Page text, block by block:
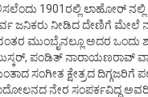
1901ರಲ್ಲಿ ಲಾಹೋರ್ ನಲ್ಲಿ
ಜನಿಕರು ನೀಡಿದ ದೇಣಿಗೆ ಮೇಲೆ
ಮುಂಬೈನಲ್ಲೂ ಅದರ ಒಂದು
ಪಂಡಿತ್ ನಾರಾಯಣರಾವ್
ಸಂಗೀತ ಕ್ಷೇತ್ರದ ದಿಗ್ಗಜರಿಗೆ
ನೇರ ಸಂಪರ್ಕವಿದ್ದ